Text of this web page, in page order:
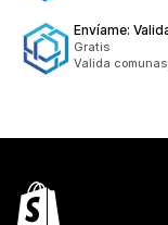
Envíame:
Gratis
Valida